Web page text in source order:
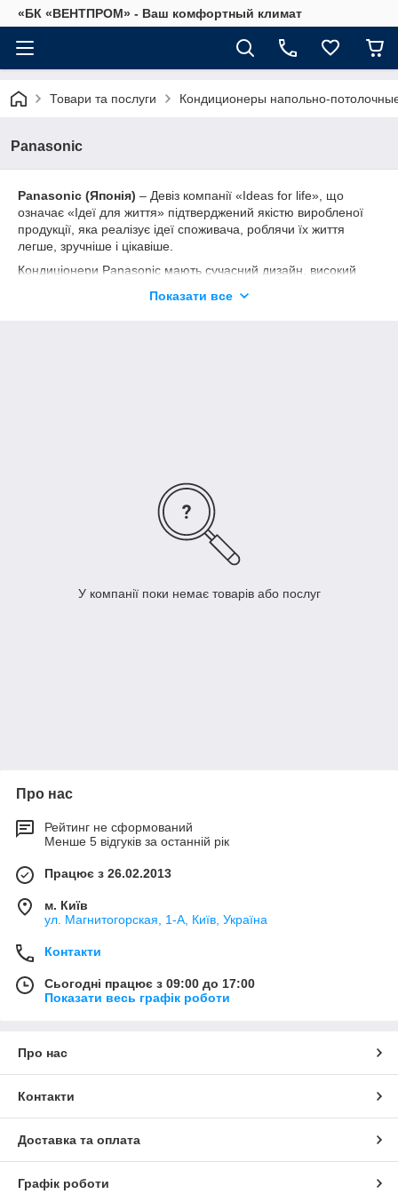
«БК «ВЕНТПРОМ» - Ваш комфортный климат
Товари та послуги Кондиционеры напольно-
Panasonic
Panasonic (Японія) – Девіз компанії «Ideas for life», що
означає «Ідеї для життя» підтверджений якістю виробленої
продукції, яка реалізує ідеї споживача, роблячи їх життя
легше, зручніше і цікавіше.
Кондиціонери Panasonic мають сучасний дизайн, високий
забезпечують різноманітність функціональних можливостей,
Показати все
У компанії поки немає товарів або послуг
Про нас
Рейтинг не сформований
Менше 5 відгуків за останній рік
Працює з 26.02.2013
м. Київ
ул. Магнитогорская, 1-А, Київ, Україна
Контакти
Сьогодні працює з 09:00 до 17:00
Показати весь графік роботи
Про нас
Контакти
Доставка та оплата
Графік роботи